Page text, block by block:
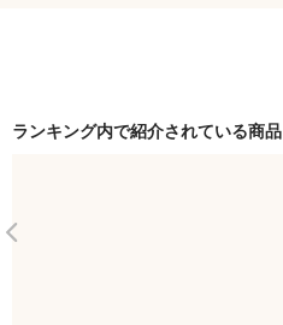
ランキング内で紹介されている商品